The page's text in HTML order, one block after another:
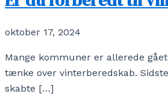
oktober 17, 2024
Mange kommuner er allerede
tænke over vinterberedskab.
skabte […]